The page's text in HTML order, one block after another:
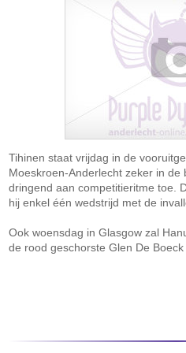
Tihinen staat vrijdag in de
Moeskroen-Anderlecht zeker in de
dringend aan competitieritme toe.
hij enkel één wedstrijd met de
Ook woensdag in Glasgow zal
de rood geschorste Glen De Boeck